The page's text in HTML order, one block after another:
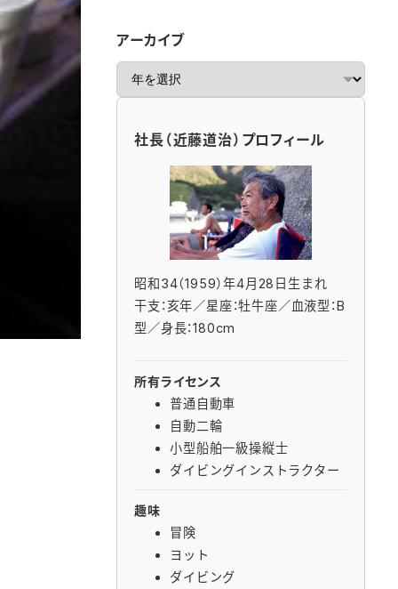
アーカイブ
ー
社長（近藤道治）プロフィール
昭和34（1959）年4月28日生まれ
干支：亥年／星座：牡牛座／血液型：B
型／身長：180cm
所有ライセンス
普通自動車
自動二輪
小型船舶一級操縦士
ダイビングインストラクター
趣味
冒険
ヨット
ダイビング